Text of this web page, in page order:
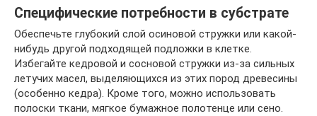
Специфические потребности в субстрате
Обеспечьте глубокий слой осиновой стружки или какой-
нибудь другой подходящей подложки в клетке.
Избегайте кедровой и сосновой стружки из-за сильных
летучих масел, выделяющихся из этих пород древесины
(особенно кедра). Кроме того, можно использовать
полоски ткани, мягкое бумажное полотенце или сено.